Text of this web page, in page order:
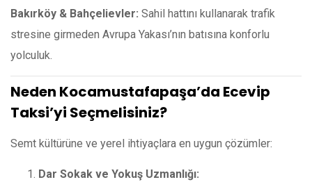
Bakırköy & Bahçelievler: Sahil hattını kullanarak trafik
stresine girmeden Avrupa Yakası’nın batısına konforlu
yolculuk.
Neden Kocamustafapaşa’da Ecevip
Taksi’yi Seçmelisiniz?
Semt kültürüne ve yerel ihtiyaçlara en uygun çözümler:
Dar Sokak ve Yokuş Uzmanlığı: